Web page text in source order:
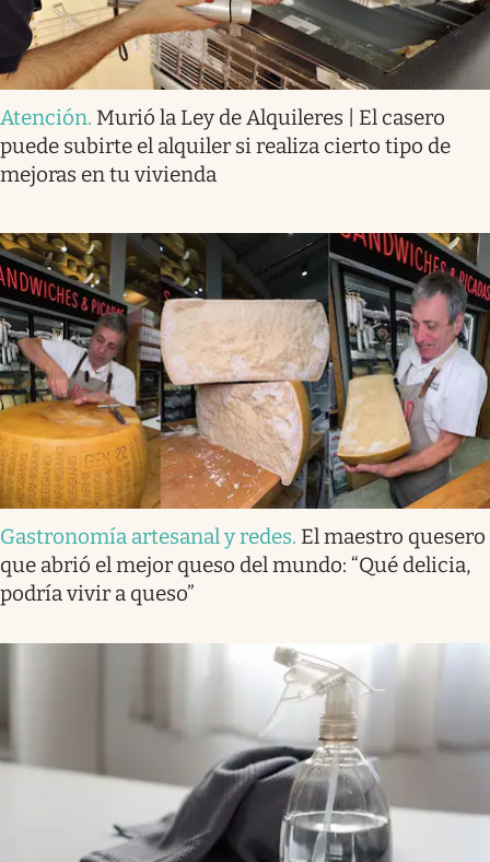
Atención. Murió la Ley de Alquileres | El casero
puede subirte el alquiler si realiza cierto tipo de
mejoras en tu vivienda
Gastronomía artesanal y redes. El maestro quesero
que abrió el mejor queso del mundo: “Qué delicia,
podría vivir a queso”